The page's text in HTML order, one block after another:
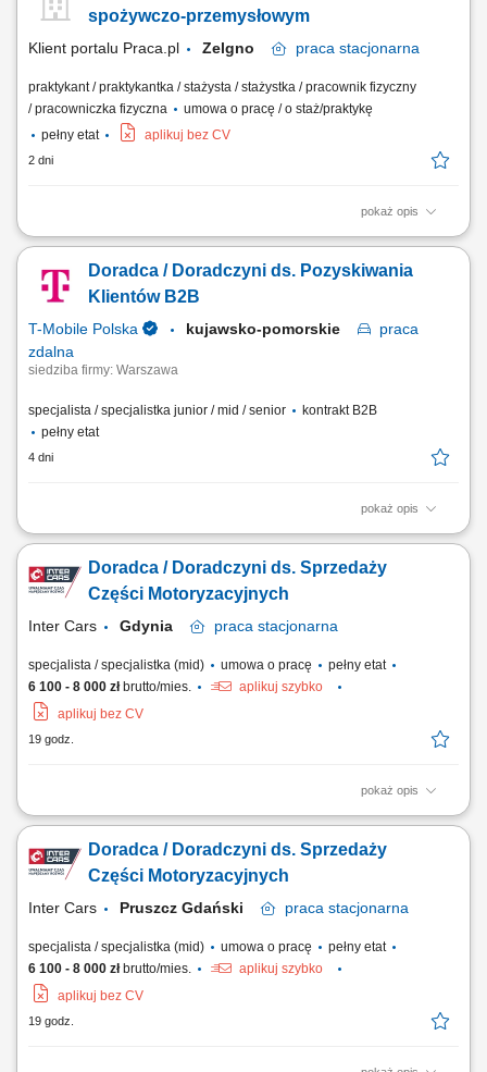
spożywczo-przemysłowym
Klient portalu Praca.pl Zelgno praca stacjonarna
praktykant / praktykantka / stażysta / stażystka / pracownik fizyczny
/ pracowniczka fizyczna
umowa o pracę / o staż/praktykę
pełny etat
aplikuj bez CV
2 dni
pokaż opis
Prowadzenie rzetelnej obsługi klienta przy stanowisku kasowo-
terminala płatniczego i kasy fiskalnej. Przyjmowanie nowych dostaw,
rozładunek produktów oraz dbanie o prawidłową ekspozycję towarów.
Doradca / Doradczyni ds. Pozyskiwania
Klientów B2B
T-Mobile Polska kujawsko-pomorskie
praca
zdalna
siedziba firmy: Warszawa
specjalista / specjalistka junior / mid / senior
kontrakt B2B
pełny etat
4 dni
pokaż opis
Zadania, które na Ciebie czekają: Aktywne pozyskiwanie nowych
odpowiedzialnych za decyzje zakupowe; Prowadzenie rozmów
handlowych, spotkań oraz negocjacji z klientami; Identyfikacja potrzeb
Doradca / Doradczyni ds. Sprzedaży
Części Motoryzacyjnych
Inter Cars Gdynia praca stacjonarna
specjalista / specjalistka (mid) umowa o pracę
pełny etat
6 100 - 8 000 złbrutto/mies.
aplikuj szybko
aplikuj bez CV
19 godz.
pokaż opis
Opis stanowiska: Budowanie i rozwijanie współpracy z klientami oraz
samochodowe. Doradztwo w zakresie doboru części zamiennych i
wyposażenia warsztatowego. Realizacja celów sprzedażowych oraz
Doradca / Doradczyni ds. Sprzedaży
Części Motoryzacyjnych
Inter Cars Pruszcz Gdański praca stacjonarna
specjalista / specjalistka (mid) umowa o pracę
pełny etat
6 100 - 8 000 złbrutto/mies.
aplikuj szybko
aplikuj bez CV
19 godz.